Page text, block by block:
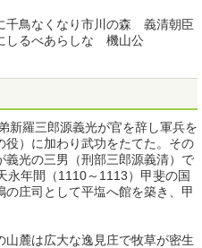
千鳥なくなり市川の森 義清朝臣
しるべあらしな 機山公
新羅三郎源義光が官を辞し軍兵を
）に加わり武功をたてた。その
光の三男（刑部三郎源義清）で
永年間（1110～1113）甲斐の国
庄司として平塩へ館を築き、甲
麓は広大な逸見庄で牧草が密生